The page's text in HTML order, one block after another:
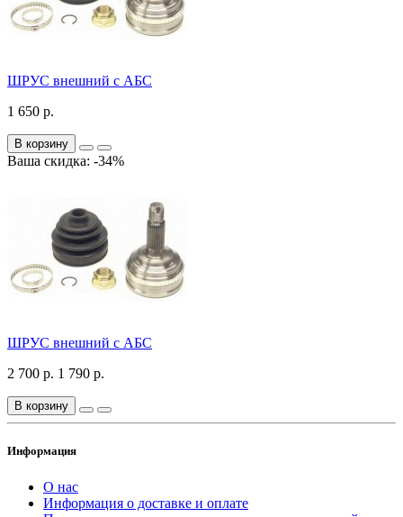
ШРУС внешний с АБС
1 650 р.
В корзину
Ваша скидка: -34%
ШРУС внешний с АБС
2 700 р. 1 790 р.
В корзину
Информация
О нас
Информация о доставке и оплате